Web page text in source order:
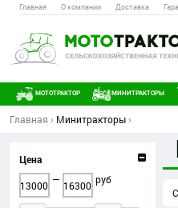
Главная О компании Доставка
МОТОТРАКТОР МИНИТРАКТОРЫ
Главная › Минитракторы›
Цена
—
руб